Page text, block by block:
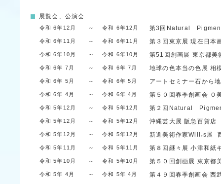
展覧会、公演会
令和 6年12月 ～令和 6年12月 第3回Natural
令和 6年11月 ～令和 6年11月 第３回東京展 現在日本
令和 6年10月 ～令和 6年10月 第51回創画展 東京都
令和 6年 7月 ～令和 6年 7月 地球の色本当の色展 相
令和 6年 5月 ～令和 6年 5月 アートセミナー石から
令和 6年 4月 ～令和 6年 4月 第５０回春季創画会 Ｏ
令和 5年12月 ～令和 5年12月 第２回Natural
令和 5年12月 ～令和 5年12月 沖縄芸大展 阪急百貨店
令和 5年12月 ～令和 5年12月 新進美術作家Will₊s展
令和 5年11月 ～令和 5年11月 第８回継々展小津和紙
令和 5年10月 ～令和 5年10月 第５０回創画展 東京都
令和 5年 4月 ～令和 5年 4月 第４９回春季創画会 西